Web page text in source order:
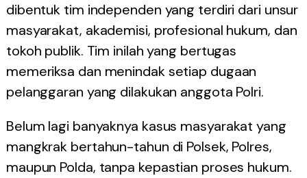
dibentuk tim independen yang terdiri dari unsur
masyarakat, akademisi, profesional hukum, dan
tokoh publik. Tim inilah yang bertugas
memeriksa dan menindak setiap dugaan
pelanggaran yang dilakukan anggota Polri.
Belum lagi banyaknya kasus masyarakat yang
mangkrak bertahun-tahun di Polsek, Polres,
maupun Polda, tanpa kepastian proses hukum.